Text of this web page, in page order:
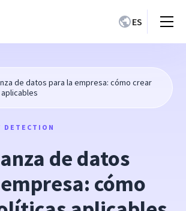
ES
de datos para la empresa: cómo crear
DETECTION
de datos
cómo